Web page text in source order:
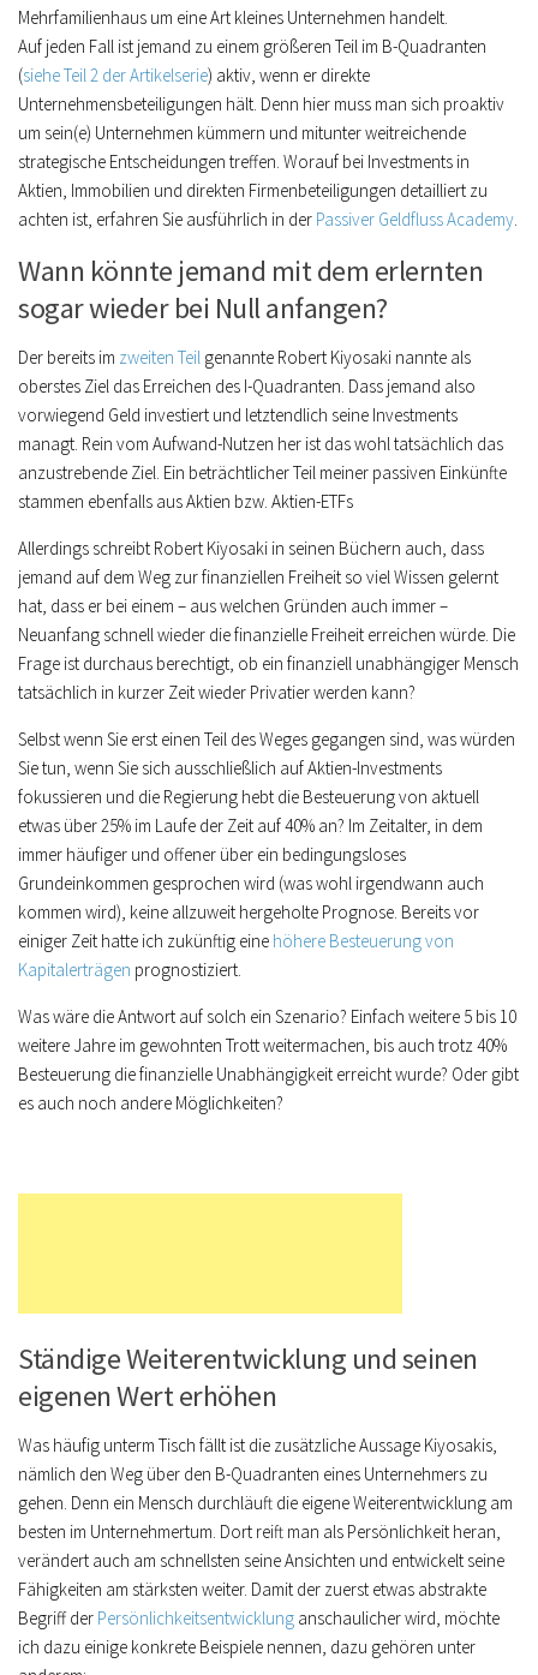
Mehrfamilienhaus um eine Art kleines Unternehmen handelt.
Auf jeden Fall ist jemand zu einem größeren Teil im B-Quadranten
(siehe Teil 2 der Artikelserie) aktiv, wenn er direkte
Unternehmensbeteiligungen hält. Denn hier muss man sich proaktiv
um sein(e) Unternehmen kümmern und mitunter weitreichende
strategische Entscheidungen treffen. Worauf bei Investments in
Aktien, Immobilien und direkten Firmenbeteiligungen detailliert zu
achten ist, erfahren Sie ausführlich in der Passiver Geldfluss Academy.
Wann könnte jemand mit dem erlernten
sogar wieder bei Null anfangen?
Der bereits im zweiten Teil genannte Robert Kiyosaki nannte als
oberstes Ziel das Erreichen des I-Quadranten. Dass jemand also
vorwiegend Geld investiert und letztendlich seine Investments
managt. Rein vom Aufwand-Nutzen her ist das wohl tatsächlich das
anzustrebende Ziel. Ein beträchtlicher Teil meiner passiven Einkünfte
stammen ebenfalls aus Aktien bzw. Aktien-ETFs
Allerdings schreibt Robert Kiyosaki in seinen Büchern auch, dass
jemand auf dem Weg zur finanziellen Freiheit so viel Wissen gelernt
hat, dass er bei einem – aus welchen Gründen auch immer –
Neuanfang schnell wieder die finanzielle Freiheit erreichen würde. Die
Frage ist durchaus berechtigt, ob ein finanziell unabhängiger Mensch
tatsächlich in kurzer Zeit wieder Privatier werden kann?
Selbst wenn Sie erst einen Teil des Weges gegangen sind, was würden
Sie tun, wenn Sie sich ausschließlich auf Aktien-Investments
fokussieren und die Regierung hebt die Besteuerung von aktuell
etwas über 25% im Laufe der Zeit auf 40% an? Im Zeitalter, in dem
immer häufiger und offener über ein bedingungsloses
Grundeinkommen gesprochen wird (was wohl irgendwann auch
kommen wird), keine allzuweit hergeholte Prognose. Bereits vor
einiger Zeit hatte ich zukünftig eine höhere Besteuerung von
Kapitalerträgen prognostiziert.
Was wäre die Antwort auf solch ein Szenario? Einfach weitere 5 bis 10
weitere Jahre im gewohnten Trott weitermachen, bis auch trotz 40%
Besteuerung die finanzielle Unabhängigkeit erreicht wurde? Oder gibt
es auch noch andere Möglichkeiten?
Ständige Weiterentwicklung und seinen
eigenen Wert erhöhen
Was häufig unterm Tisch fällt ist die zusätzliche Aussage Kiyosakis,
nämlich den Weg über den B-Quadranten eines Unternehmers zu
gehen. Denn ein Mensch durchläuft die eigene Weiterentwicklung am
besten im Unternehmertum. Dort reift man als Persönlichkeit heran,
verändert auch am schnellsten seine Ansichten und entwickelt seine
Fähigkeiten am stärksten weiter. Damit der zuerst etwas abstrakte
Begriff der Persönlichkeitsentwicklung anschaulicher wird, möchte
ich dazu einige konkrete Beispiele nennen, dazu gehören unter